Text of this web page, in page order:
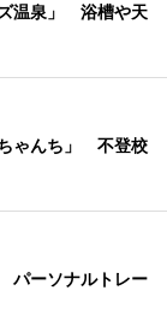
温泉」 浴槽や天
ゃんち」 不登校
パーソナルトレー